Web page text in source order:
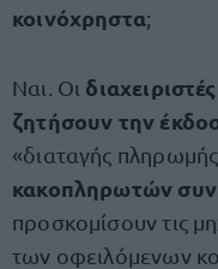
κοινόχρηστα;
Ναι. Οι
ζητήσουν την
«διαταγής
κακοπληρωτών
προσκομίσουν τις
των οφειλόμενων